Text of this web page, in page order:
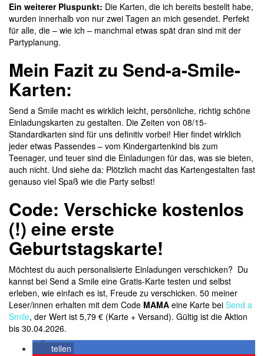
Ein weiterer Pluspunkt: Die Karten, die ich bereits bestellt habe,
wurden innerhalb von nur zwei Tagen an mich gesendet. Perfekt
für alle, die – wie ich – manchmal etwas spät dran sind mit der
Partyplanung.
Mein Fazit zu Send-a-Smile-
Karten:
Send a Smile macht es wirklich leicht, persönliche, richtig schöne
Einladungskarten zu gestalten. Die Zeiten von 08/15-
Standardkarten sind für uns definitiv vorbei! Hier findet wirklich
jeder etwas Passendes – vom Kindergartenkind bis zum
Teenager, und teuer sind die Einladungen für das, was sie bieten,
auch nicht. Und siehe da: Plötzlich macht das Kartengestalten fast
genauso viel Spaß wie die Party selbst!
Code: Verschicke kostenlos
(!) eine erste
Geburtstagskarte!
Möchtest du auch personalisierte Einladungen verschicken? Du
kannst bei Send a Smile eine Gratis-Karte testen und selbst
erleben, wie einfach es ist, Freude zu verschicken. 50 meiner
Leser/innen erhalten mit dem Code MAMA eine Karte bei Send a
Smile, der Wert ist 5,79 € (Karte + Versand). Gültig ist die Aktion
bis 30.04.2026.
teilen